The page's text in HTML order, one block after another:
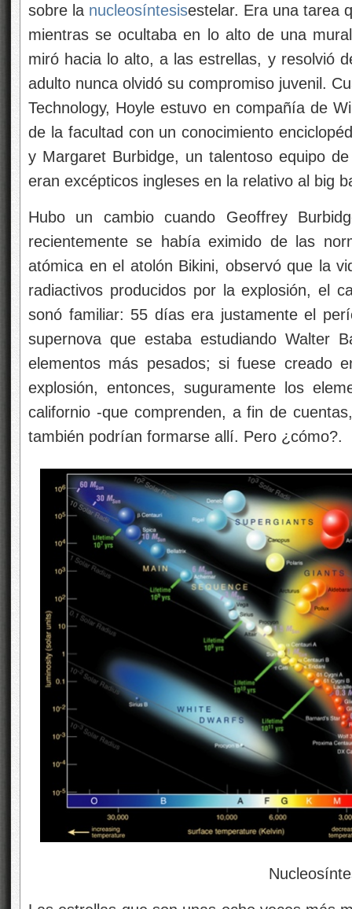
sobre la nucleosíntesisestelar. Era una tarea
mientras se ocultaba en lo alto de una
miró hacia lo alto, a las estrellas, y resolvió
adulto nunca olvidó su compromiso juvenil.
Technology, Hoyle estuvo en compañía de
de la facultad con un conocimiento
y Margaret Burbidge, un talentoso equipo
eran excépticos ingleses en la relativo al big
Hubo un cambio cuando Geoffrey
recientemente se había eximido de las
atómica en el atolón Bikini, observó que la
radiactivos producidos por la explosión, el
sonó familiar: 55 días era justamente el
supernova que estaba estudiando Walter
elementos más pesados; si fuese creado
explosión, entonces, suguramente los
californio -que comprenden, a fin de
también podrían formarse allí. Pero ¿cómo?.
Nucleosíntesis